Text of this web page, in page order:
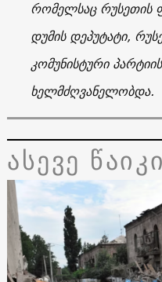
რომელსაც რუსეთის
დუმის დეპუტატი,
კომუნისტური
ხელმძღვანელობდა.
ასევე